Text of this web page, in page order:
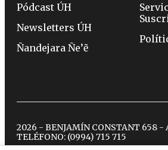
Pódcast ÚH
Newsletters ÚH
Ñandejara Ñe’ẽ
2026 - BENJAMÍN CONSTANT 658 -
TELÉFONO: (0994) 715 715